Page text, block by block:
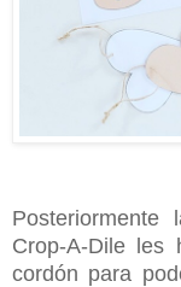
Crop-A-Dile les
cordón para